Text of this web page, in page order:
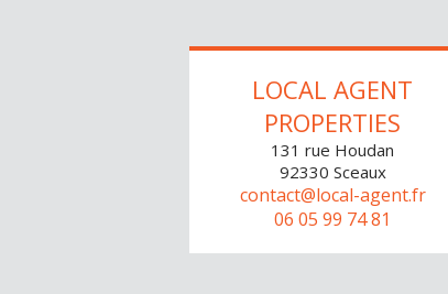
LOCAL AGENT
PROPERTIES
131 rue Houdan
92330 Sceaux
contact@local-agent.fr
06 05 99 74 81